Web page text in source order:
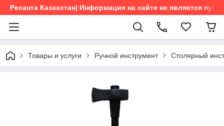
Ресанта Казахстан| Информация на сайте не является
Товары и услуги Ручной инструмент Столярный